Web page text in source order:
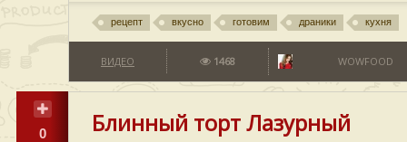
рецепт вкусно готовим драники кухня
ВИДЕО 1468 WOWFOOD
0 Блинный торт Лазурный